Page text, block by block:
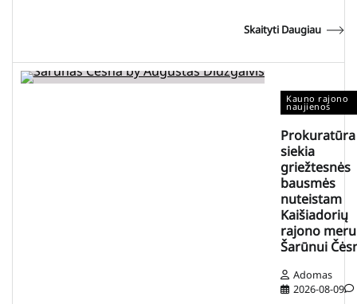
Skaityti Daugiau
Kauno rajono
naujienos
Prokuratūra
siekia
griežtesnės
bausmės
nuteistam
Kaišiadorių
rajono
Šarūnui
Adomas
2026-08-09